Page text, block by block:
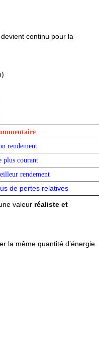
continu pour la
rendement
plus courant
rendement
de pertes relatives
valeur réaliste et
la même quantité d’énergie.